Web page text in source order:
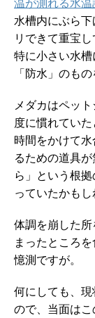
温が測れる水温
水槽内にぶら
リできて重宝し
特に小さい水
「防水」のも
メダカはペッ
度に慣れていた
時間をかけて
るための道具
ら」という根
っていたかもし
体調を崩した
まったところ
憶測ですが。
何にしても、
ので、当面はこ